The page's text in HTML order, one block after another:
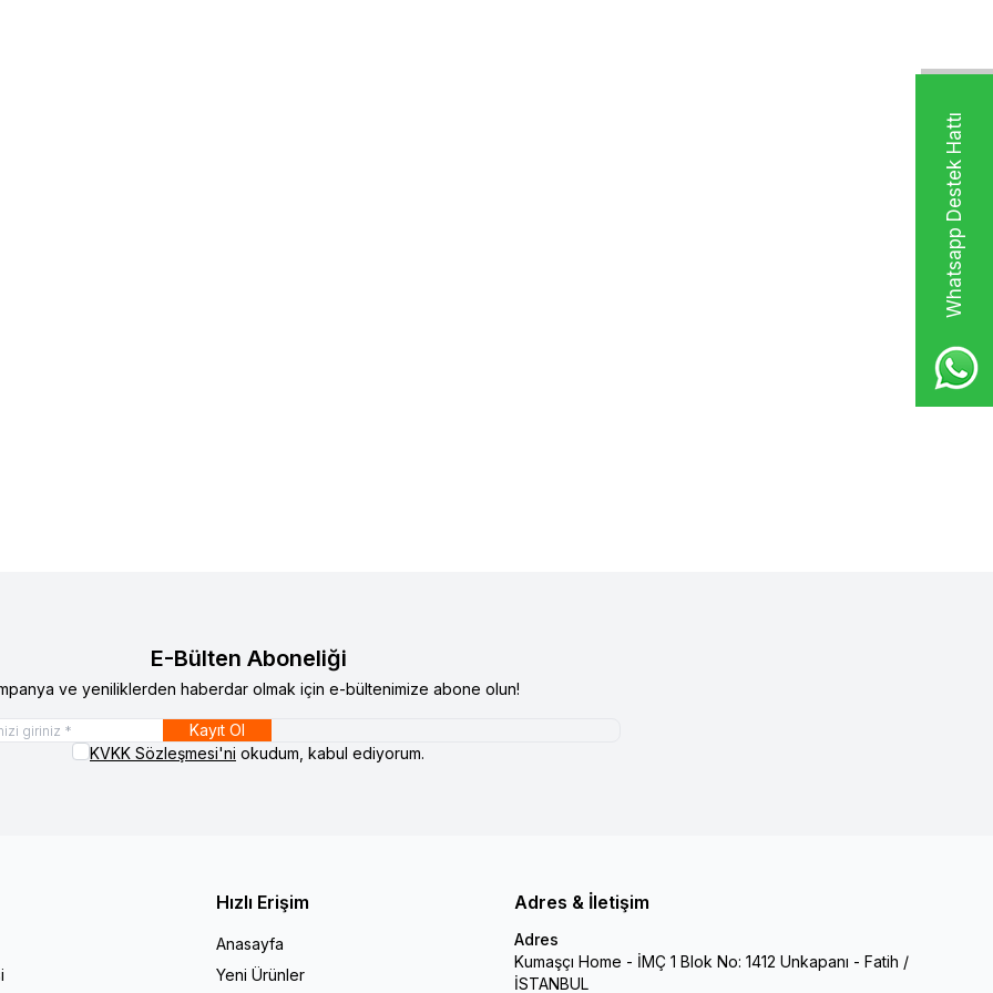
Whatsapp Destek Hattı
E-Bülten Aboneliği
ve yeniliklerden haberdar olmak için e-bültenimize abone olun!
Kayıt Ol
KVKK Sözleşmesi'ni okudum, kabul ediyorum.
Hızlı Erişim
Anasayfa
Yeni Ürünler
Adres & İletişim
Adres
Kumaşçı Home - İMÇ 1 Blok No: 1412 Unkapanı - Fatih /
İSTANBUL